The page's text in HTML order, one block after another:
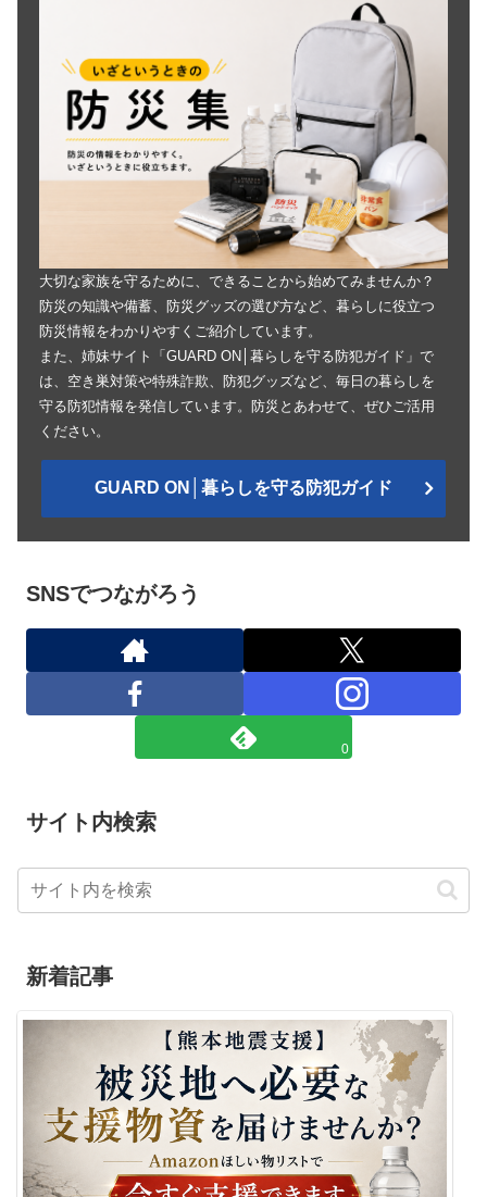
大切な家族を守るために、できることから始めてみませんか？
防災の知識や備蓄、防災グッズの選び方など、暮らしに役立つ
防災情報をわかりやすくご紹介しています。
また、姉妹サイト「GUARD ON│暮らしを守る防犯ガイド」で
は、空き巣対策や特殊詐欺、防犯グッズなど、毎日の暮らしを
守る防犯情報を発信しています。防災とあわせて、ぜひご活用
ください。
GUARD ON│暮らしを守る防犯ガイド
SNSでつながろう
0
サイト内検索
新着記事